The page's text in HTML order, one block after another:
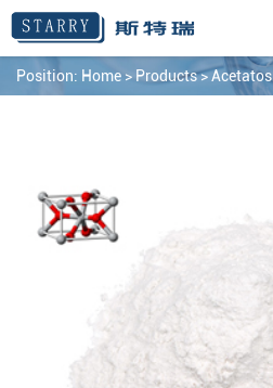
Position: Home > Products>Acetatos